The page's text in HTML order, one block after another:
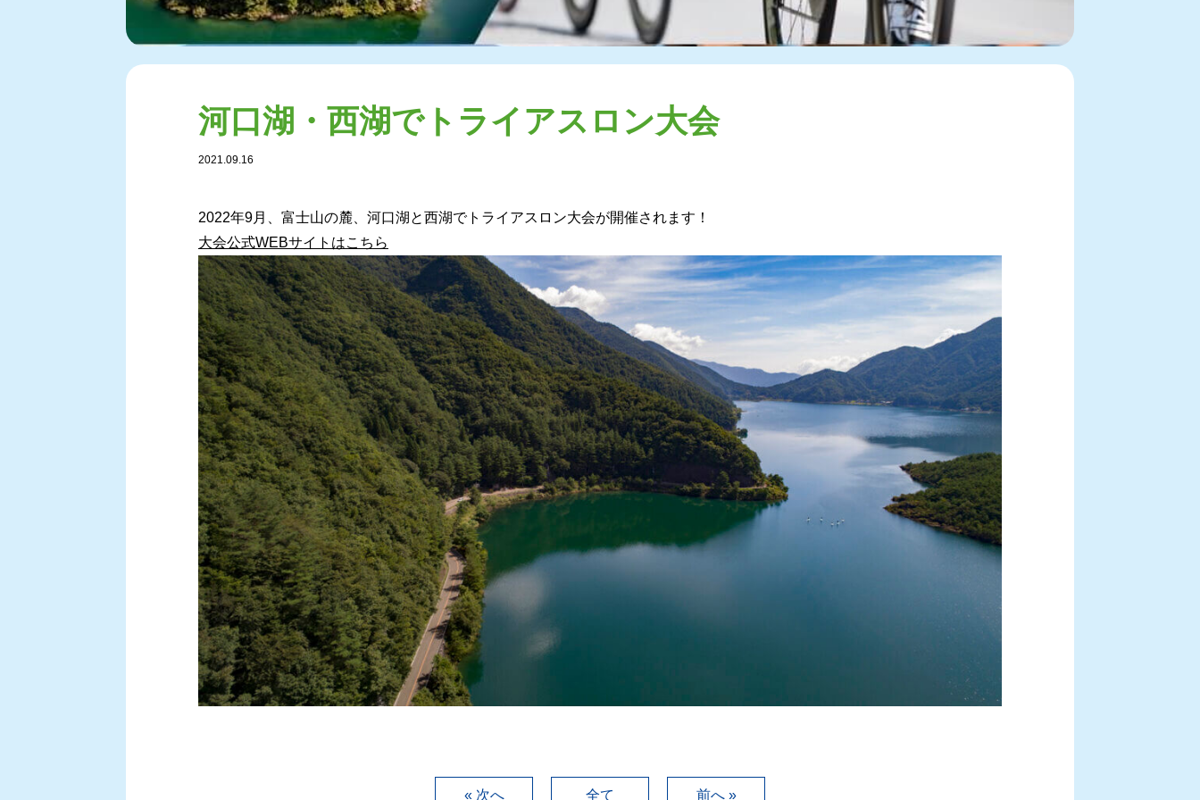
河口湖・西湖でトライアスロン大会
2021.09.16
2022年9月、富士山の麓、河口湖と西湖でトライアスロン大会が開催されます！
大会公式WEBサイトはこちら
« 次へ 全て 前へ »